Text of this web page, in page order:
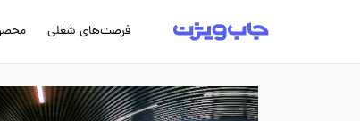
فرصت‌های شغلی